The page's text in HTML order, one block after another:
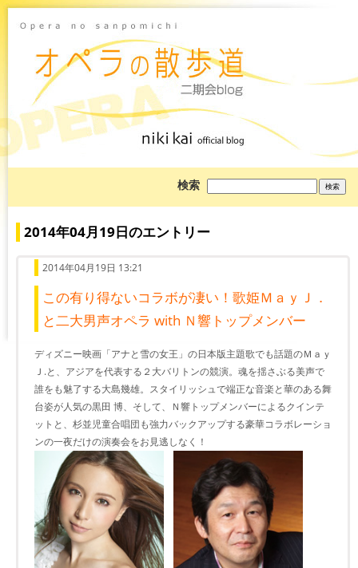
検索
を
索:
2014年04月19日のエントリー
2014年04月19日 13:21
この有り得ないコラボが凄い！歌姫ＭａｙＪ．
と二大男声オペラ with Ｎ響トップメンバー
ディズニー映画「アナと雪の女王」の日本版主題歌でも話題のＭａｙ
Ｊ.と、アジアを代表する２大バリトンの競演。魂を揺さぶる美声で
誰をも魅了する大島幾雄。スタイリッシュで端正な音楽と華のある舞
台姿が人気の黒田 博、そして、Ｎ響トップメンバーによるクインテ
ットと、杉並児童合唱団も強力バックアップする豪華コラボレーショ
ンの一夜だけの演奏会をお見逃しなく！